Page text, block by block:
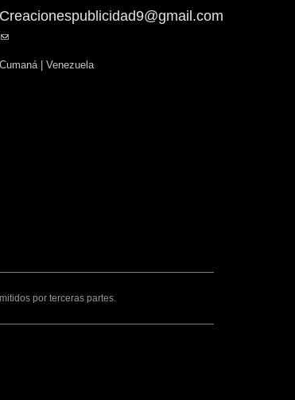
Creacionespublicidad9@gmail.com
(link
Cumaná | Venezuela
por terceras partes.